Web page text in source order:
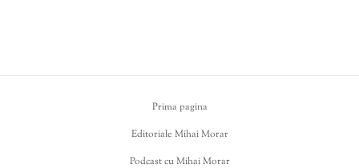
Prima pagina
Editoriale Mihai Morar
Podcast cu Mihai Morar